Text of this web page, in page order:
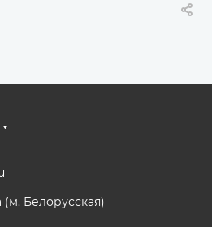
Белорусская)